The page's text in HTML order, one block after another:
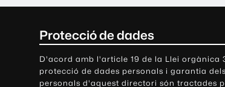
Protecció de dades
D'acord amb l'article 19 de la Llei orgànica
protecció de dades personals i garantia
personals d'aquest directori són tractades